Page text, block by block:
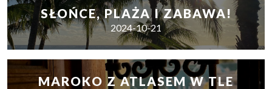
SŁOŃCE, PLAŻA I ZABAWA!
2024-10-21
MAROKO Z ATLASEM W TLE